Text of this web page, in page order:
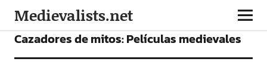
Medievalists.net
ESPAÑOL
Cazadores de mitos: Películas medievales